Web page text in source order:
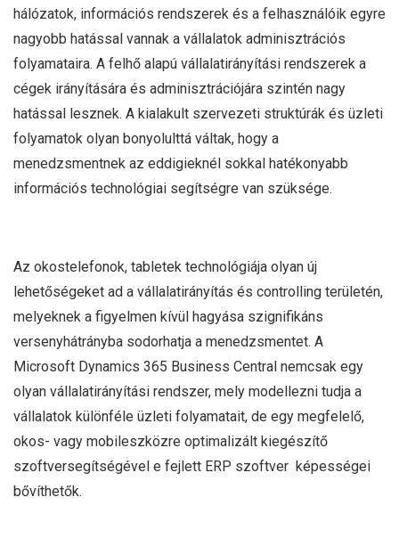
hálózatok, információs rendszerek és a felhasználóik egyre
nagyobb hatással vannak a vállalatok adminisztrációs
folyamataira. A felhő alapú vállalatirányítási rendszerek a
cégek irányítására és adminisztrációjára szintén nagy
hatással lesznek. A kialakult szervezeti struktúrák és üzleti
folyamatok olyan bonyolulttá váltak, hogy a
menedzsmentnek az eddigieknél sokkal hatékonyabb
információs technológiai segítségre van szüksége.
Az okostelefonok, tabletek technológiája olyan új
lehetőségeket ad a vállalatirányítás és controlling területén,
melyeknek a figyelmen kívül hagyása szignifikáns
versenyhátrányba sodorhatja a menedzsmentet. A
Microsoft Dynamics 365 Business Central nemcsak egy
olyan vállalatirányítási rendszer, mely modellezni tudja a
vállalatok különféle üzleti folyamatait, de egy megfelelő,
okos- vagy mobileszközre optimalizált kiegészítő
szoftversegítségével e fejlett ERP szoftver képességei
bővíthetők.